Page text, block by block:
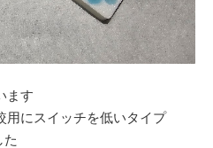
ます
用にスイッチを低いタイプ
た